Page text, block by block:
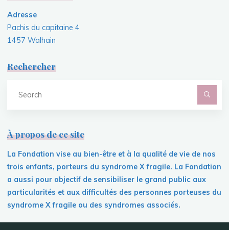
Adresse
Pachis du capitaine 4
1457 Walhain
Rechercher
À propos de ce site
La Fondation vise au bien-être et à la qualité de vie de nos
trois enfants, porteurs du syndrome X fragile. La Fondation
a aussi pour objectif de sensibiliser le grand public aux
particularités et aux difficultés des personnes porteuses du
syndrome X fragile ou des syndromes associés.